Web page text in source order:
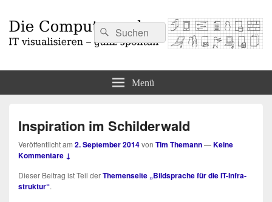
Suchen
nach:
Suchen
Menü
Inspiration im Schilderwald
Veröffentlicht am 2. September 2014von Tim Themann—Keine
Kommentare ↓
Die­ser Bei­trag ist Teil derThe­men­sei­te „Bild­spra­che für die IT-Infra­
struk­tur“.